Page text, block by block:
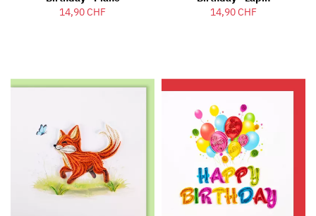
14,90 CHF
14,90 CHF